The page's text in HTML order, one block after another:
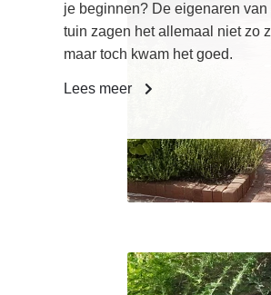
je beginnen? De eigenaren van
tuin zagen het allemaal niet zo
maar toch kwam het goed.
Lees meer